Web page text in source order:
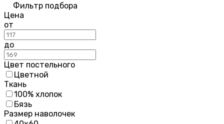
Фильтр подбора
Цена
от
до
Цвет постельного
Цветной
Ткань
100% хлопок
Бязь
Размер наволочек